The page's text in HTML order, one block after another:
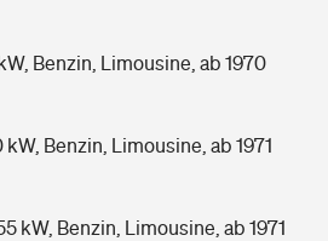
Benzin, Limousine, ab 1970
Benzin, Limousine, ab 1971
kW, Benzin, Limousine, ab 1971